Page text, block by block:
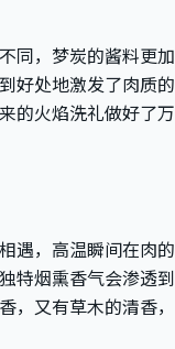
同，梦炭的酱料更加
好处地激发了肉质的
的火焰洗礼做好了万
遇，高温瞬间在肉的
特烟熏香气会渗透到
又有草木的清香，